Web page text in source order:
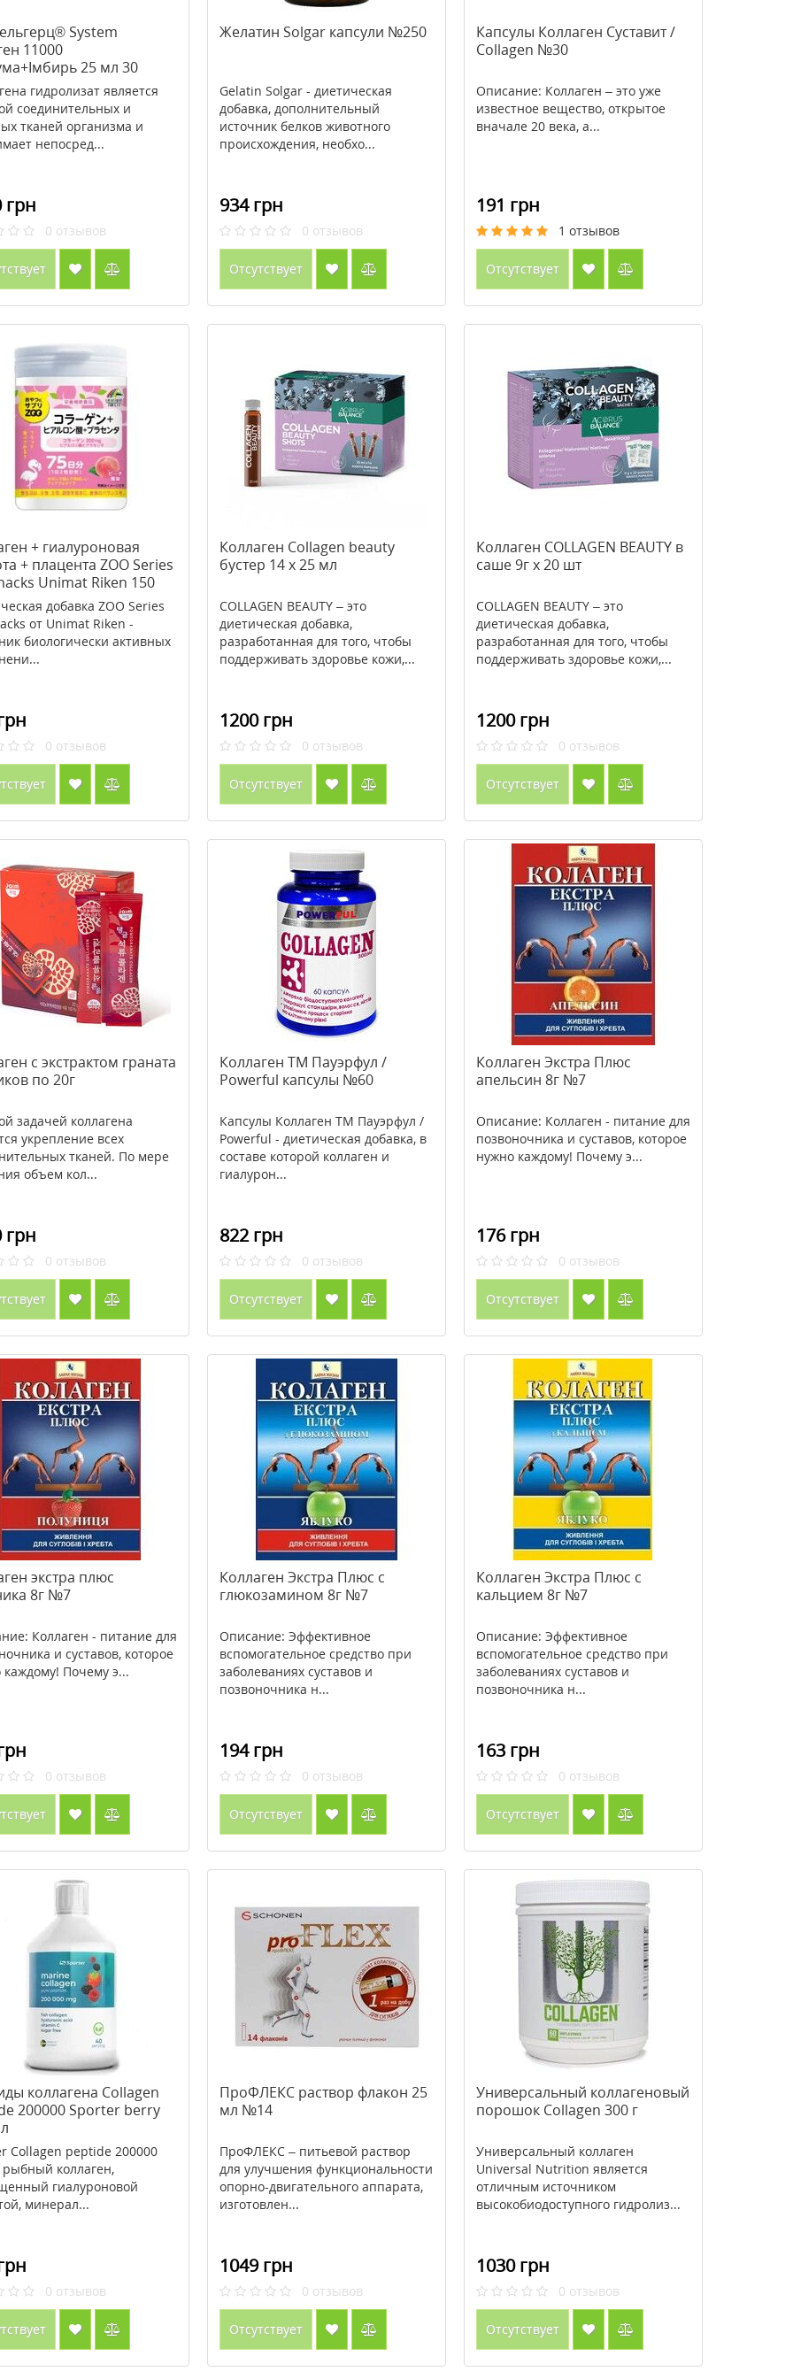
System
11000
25 мл 30
гидролизат является
соединительных и
тканей организма и
непосред...
грн
0 отзывов
Желатин Solgar капсули №250
Gelatin Solgar - диетическая
добавка, дополнительный
источник белков животного
происхождения, необхо...
934 грн
0 отзывов
Отсутствует
Капсулы Коллаген Суставит /
Collagen №30
Описание: Коллаген – это уже
известное вещество, открытое
вначале 20 века, а...
191 грн
1 отзывов
Отсутствует
+ гиалуроновая
+ плацента ZOO Series
Unimat Riken 150
добавка ZOO Series
от Unimat Riken -
биологически активных
0 отзывов
Коллаген Collagen beauty
бустер 14 x 25 мл
COLLAGEN BEAUTY – это
диетическая добавка,
разработанная для того, чтобы
поддерживать здоровье кожи,...
1200 грн
0 отзывов
Отсутствует
Коллаген COLLAGEN BEAUTY в
саше 9г х 20 шт
COLLAGEN BEAUTY – это
диетическая добавка,
разработанная для того, чтобы
поддерживать здоровье кожи,...
1200 грн
0 отзывов
Отсутствует
с экстрактом граната
по 20г
задачей коллагена
укрепление всех
тканей. По мере
объем кол...
грн
0 отзывов
Коллаген ТМ Пауэрфул /
Powerful капсулы №60
Капсулы Коллаген ТМ Пауэрфул /
Powerful - диетическая добавка, в
составе которой коллаген и
гиалурон...
822 грн
0 отзывов
Отсутствует
Коллаген Экстра Плюс
апельсин 8г №7
Описание: Коллаген - питание для
позвоночника и суставов, которое
нужно каждому! Почему э...
176 грн
0 отзывов
Отсутствует
экстра плюс
8г №7
Коллаген - питание для
и суставов, которое
каждому! Почему э...
0 отзывов
Коллаген Экстра Плюс с
глюкозамином 8г №7
Описание: Эффективное
вспомогательное средство при
заболеваниях суставов и
позвоночника н...
194 грн
0 отзывов
Отсутствует
Коллаген Экстра Плюс с
кальцием 8г №7
Описание: Эффективное
вспомогательное средство при
заболеваниях суставов и
позвоночника н...
163 грн
0 отзывов
Отсутствует
коллагена Collagen
200000 Sporter berry
Collagen peptide 200000
рыбный коллаген,
гиалуроновой
минерал...
0 отзывов
ПроФЛЕКС раствор флакон 25
мл №14
ПроФЛЕКС – питьевой раствор
для улучшения функциональности
опорно-двигательного аппарата,
изготовлен...
1049 грн
0 отзывов
Отсутствует
Универсальный коллагеновый
порошок Collagen 300 г
Универсальный коллаген
Universal Nutrition является
отличным источником
высокобиодоступного гидролиз...
1030 грн
0 отзывов
Отсутствует